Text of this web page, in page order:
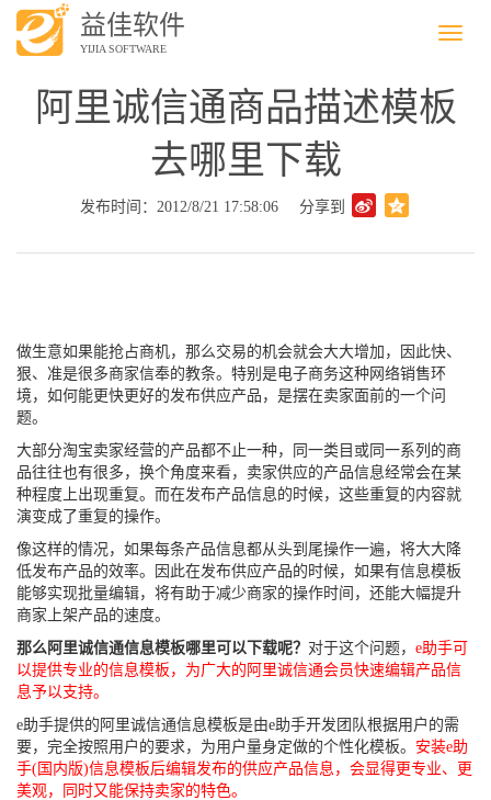
Menu
益佳软件
YIJIA SOFTWARE
阿里诚信通商品描述模板
去哪里下载
发布时间：2012/8/21 17:58:06 分享到
做生意如果能抢占商机，那么交易的机会就会大大增加，因此快、
狠、准是很多商家信奉的教条。特别是电子商务这种网络销售环
境，如何能更快更好的发布供应产品，是摆在卖家面前的一个问
题。
大部分淘宝卖家经营的产品都不止一种，同一类目或同一系列的商
品往往也有很多，换个角度来看，卖家供应的产品信息经常会在某
种程度上出现重复。而在发布产品信息的时候，这些重复的内容就
演变成了重复的操作。
像这样的情况，如果每条产品信息都从头到尾操作一遍，将大大降
低发布产品的效率。因此在发布供应产品的时候，如果有信息模板
能够实现批量编辑，将有助于减少商家的操作时间，还能大幅提升
商家上架产品的速度。
那么阿里诚信通信息模板哪里可以下载呢？ 对于这个问题， e助手可
以提供专业的信息模板，为广大的阿里诚信通会员快速编辑产品信
息予以支持。
e助手提供的阿里诚信通信息模板是由e助手开发团队根据用户的需
要，完全按照用户的要求，为用户量身定做的个性化模板。 安装e助
手(国内版)信息模板后编辑发布的供应产品信息，会显得更专业、更
美观，同时又能保持卖家的特色。